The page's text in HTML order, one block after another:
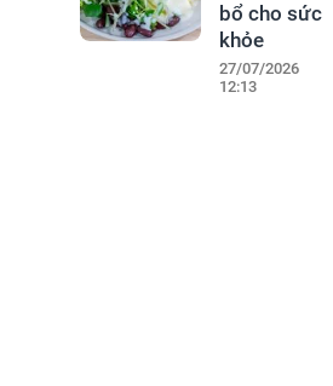
bổ cho sức
khỏe
27/07/2026
12:13